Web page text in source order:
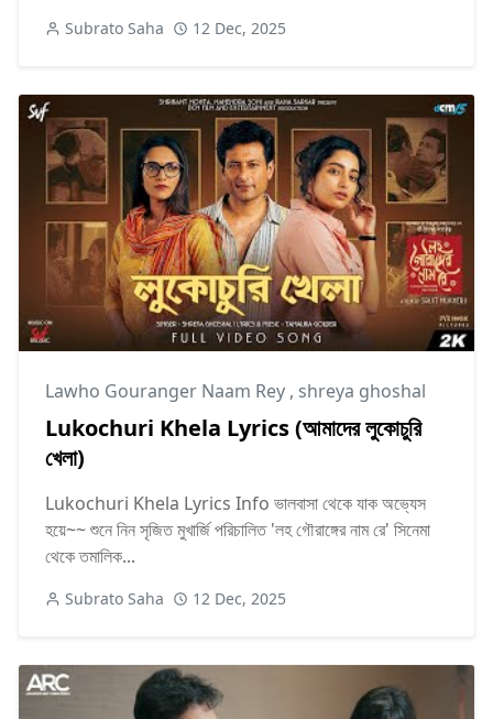
Subrato Saha 12 Dec, 2025
Lawho Gouranger Naam Rey , shreya ghoshal
Lukochuri Khela Lyrics (আমাদের লুকোচুরি
খেলা)
Lukochuri Khela Lyrics Info ভালবাসা থেকে যাক অভ্যেস
হয়ে~~ শুনে নিন সৃজিত মুখার্জি পরিচালিত 'লহ গৌরাঙ্গের নাম রে' সিনেমা
থেকে তমালিক...
Subrato Saha 12 Dec, 2025